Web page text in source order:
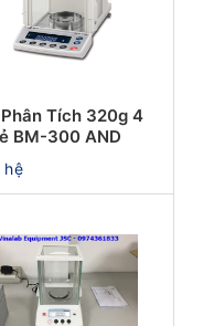
Tích 320g 4
BM-300 AND
hệ